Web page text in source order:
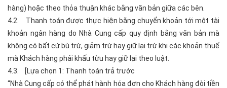
hàng) hoặc theo thỏa thuận khác bằng văn bản giữa các bên.
4.2. Thanh toán được thực hiện bằng chuyển khoản tới một tài
khoản ngân hàng do Nhà Cung cấp quy định bằng văn bản mà
không có bất cứ bù trừ, giảm trừ hay giữ lại trừ khi các khoản thuế
mà Khách hàng phải khấu từu hay giữ lại theo luật.
4.3. [Lựa chọn 1: Thanh toán trả trước
“Nhà Cung cấp có thể phát hành hóa đơn cho Khách hàng đòi tiền